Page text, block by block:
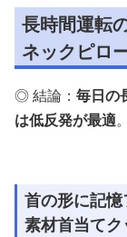
長時間運転
ネックピロ
◎ 結論： 毎日の
は低反発が最適。
首の形に記
素材首当て